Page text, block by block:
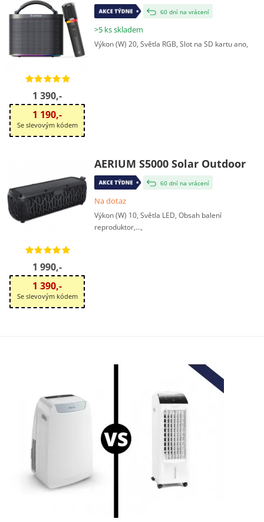
1 390,-
1 190,-
Se slevovým kódem
60 dní na vrácení
>5 ks skladem
Výkon (W) 20, Světla RGB, Slot na SD kartu ano,
1 990,-
1 390,-
Se slevovým kódem
AERIUM S5000 Solar Outdoor
60 dní na vrácení
Na dotaz
Výkon (W) 10, Světla LED, Obsah balení
reproduktor,...,